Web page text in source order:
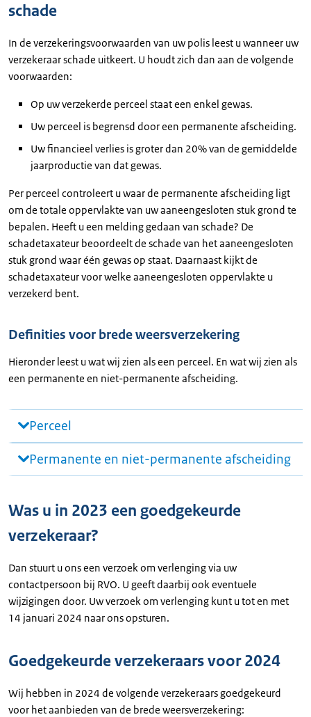
schade
In de verzekeringsvoorwaarden van uw polis leest u wanneer uw
verzekeraar schade uitkeert. U houdt zich dan aan de volgende
voorwaarden:
Op uw verzekerde perceel staat een enkel gewas.
Uw perceel is begrensd door een permanente afscheiding.
Uw financieel verlies is groter dan 20% van de gemiddelde
jaarproductie van dat gewas.
Per perceel controleert u waar de permanente afscheiding ligt
om de totale oppervlakte van uw aaneengesloten stuk grond te
bepalen. Heeft u een melding gedaan van schade? De
schadetaxateur beoordeelt de schade van het aaneengesloten
stuk grond waar één gewas op staat. Daarnaast kijkt de
schadetaxateur voor welke aaneengesloten oppervlakte u
verzekerd bent.
Definities voor brede weersverzekering
Hieronder leest u wat wij zien als een perceel. En wat wij zien als
een permanente en niet-permanente afscheiding.
Perceel
Permanente en niet-permanente afscheiding
Was u in 2023 een goedgekeurde
verzekeraar?
Dan stuurt u ons een verzoek om verlenging via uw
contactpersoon bij RVO. U geeft daarbij ook eventuele
wijzigingen door. Uw verzoek om verlenging kunt u tot en met
14 januari 2024 naar ons opsturen.
Goedgekeurde verzekeraars voor 2024
Wij hebben in 2024 de volgende verzekeraars goedgekeurd
voor het aanbieden van de brede weersverzekering: